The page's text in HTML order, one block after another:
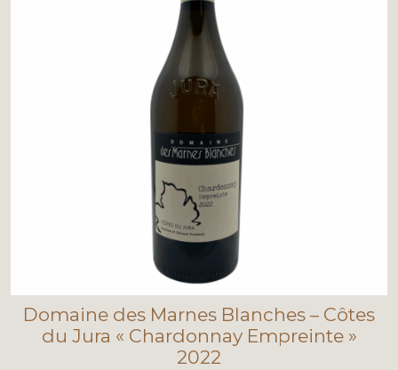
Domaine des Marnes Blanches – Côtes
du Jura « Chardonnay Empreinte »
2022